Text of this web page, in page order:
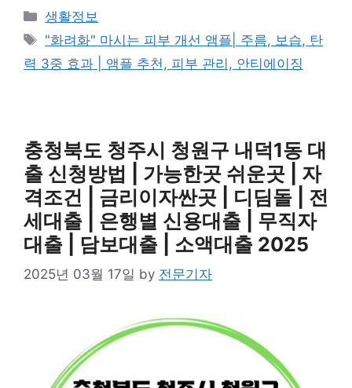
Categories
생활정보
Tags
"화려화" 마시는 피부 개선 앰플| 주름, 보습, 탄
력 3중 효과 | 앰플 추천, 피부 관리, 안티에이징
충청북도 청주시 청원구 내덕1동 대
출 신청방법 | 가능한곳 쉬운곳 | 자
격조건 | 금리이자싼곳 | 디딤돌 | 전
세대출 | 은행별 신용대출 | 무직자
대출 | 담보대출 | 소액대출 2025
2025년 03월 17일 by 전문기자